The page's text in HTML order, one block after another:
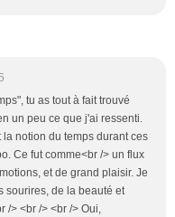
tu as tout à fait trouvé
un peu ce que j'ai ressenti.
notion du temps durant ces
Ce fut comme<br /> un flux
et de grand plaisir. Je
sourires, de la beauté et
/> <br /> <br /> Oui,